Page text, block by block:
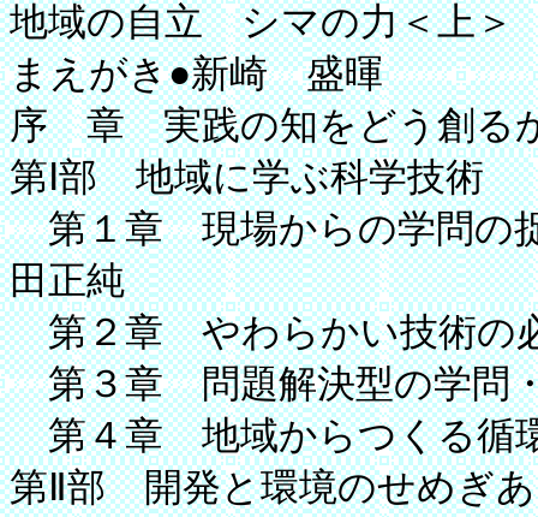
地域の自立 シマの力＜上＞
まえがき●新崎 盛暉
序 章 実践の知をどう創る
第Ⅰ部 地域に学ぶ科学技術
第１章 現場からの学問の
田正純
第２章 やわらかい技術の
第３章 問題解決型の学問
第４章 地域からつくる循
第Ⅱ部 開発と環境のせめぎ